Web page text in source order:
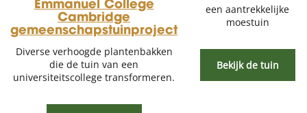
Emmanuel College
Cambridge
gemeenschapstuinproject
Diverse verhoogde plantenbakken
die de tuin van een
universiteitscollege transformeren.
een aantrekkelijke
moestuin
Bekijk de tuin